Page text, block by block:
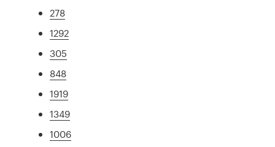
278
1292
305
848
1919
1349
1006